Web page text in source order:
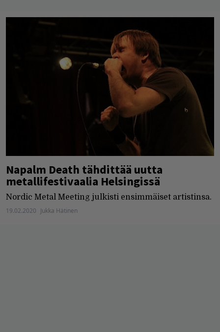
Napalm Death tähdittää uutta
metallifestivaalia Helsingissä
Nordic Metal Meeting julkisti ensimmäiset artistinsa.
19.02.2020 Jukka Hätinen